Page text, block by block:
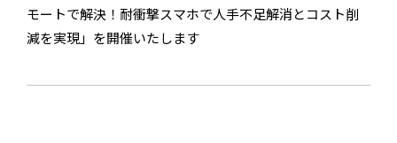
モートで解決！耐衝撃スマホで人手不足解消とコスト削
減を実現」を開催いたします